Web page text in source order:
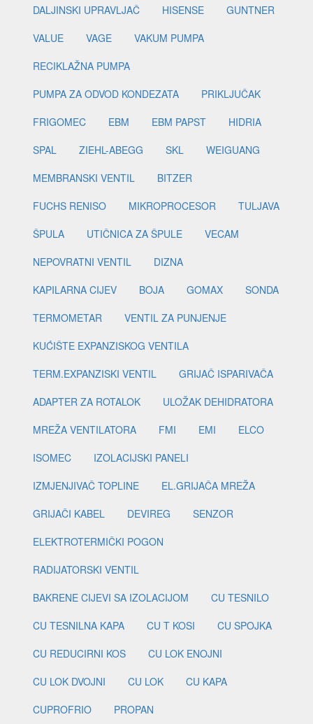
DALJINSKI UPRAVLJAČ HISENSE
GUNTNER
VALUE
VAGE
VAKUM PUMPA
RECIKLAŽNA PUMPA
PUMPA ZA ODVOD KONDEZATA
PRIKLJUČAK
FRIGOMEC
EBM EBM PAPST
HIDRIA
SPAL
ZIEHL-ABEGG SKL
WEIGUANG
MEMBRANSKI VENTIL
BITZER
FUCHS RENISO
MIKROPROCESOR
TULJAVA
ŠPULA
UTIČNICA ZA ŠPULE
VECAM
NEPOVRATNI VENTIL
DIZNA
KAPILARNA CIJEV
BOJA GOMAX
SONDA
TERMOMETAR
VENTIL ZA PUNJENJE
KUĆIŠTE EXPANZISKOG VENTILA
TERM.EXPANZISKI VENTIL
GRIJAČ ISPARIVAČA
ADAPTER ZA ROTALOK
ULOŽAK DEHIDRATORA
MREŽA VENTILATORA
FMI EMI
ELCO
ISOMEC
IZOLACIJSKI PANELI
IZMJENJIVAČ TOPLINE
EL.GRIJAČA MREŽA
GRIJAČI KABEL
DEVIREG
SENZOR
ELEKTROTERMIČKI POGON
RADIJATORSKI VENTIL
BAKRENE CIJEVI SA IZOLACIJOM
CU TESNILO
CU TESNILNA KAPA
CU T KOSI
CU SPOJKA
CU REDUCIRNI KOS
CU LOK ENOJNI
CU LOK DVOJNI
CU LOK
CU KAPA
CUPROFRIO
PROPAN